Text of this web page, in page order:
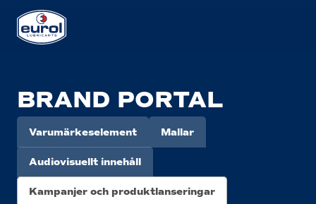
BRAND PORTAL
Varumärkeselement Mallar
Audiovisuellt innehåll
Kampanjer och produktlanseringar